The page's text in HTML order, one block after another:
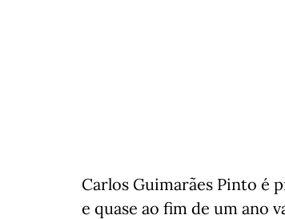
Carlos Guimarães Pinto é
e quase ao fim de um ano